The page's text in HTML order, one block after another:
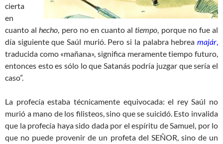
cierta
en
cuanto alhecho, pero no en cuanto altiempo, porque no fue al
día siguiente que Saúl murió. Pero si la palabra hebrea majár,
traducida como «mañana», significa meramente tiempo futuro,
entonces esto es sólo lo que Satanás podría juzgar que sería el
caso”.
La profecía estaba técnicamente equivocada: el rey Saúl no
murió a mano de los filisteos, sino que se suicidó. Esto invalida
que la profecía haya sido dada por el espíritu de Samuel, por lo
que no puede provenir de un profeta del SEÑOR, sino de un